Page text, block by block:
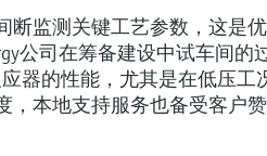
断监测关键工艺参数，这是
公司在筹备建设中试车间的
器的性能，尤其是在低压工
，本地支持服务也备受客户